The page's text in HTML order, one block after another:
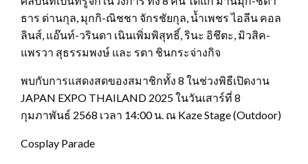
ธาร ด่านกุล, มุกกิ-ณิชชา จักรชัยกุล, น้ำเพชร ไอลีน คอล
ลินส์, แอ๊นท์-วรินดา เนินเพิ่มพิสุทธิ์, รินะ อิชึตะ, มิวสิค-
แพรวา สุธรรมพงษ์ และ รตา ชินกระจ่างกิจ
พบกับการแสดงสดของสมาชิกทั้ง 8 ในช่วงพิธีเปิดงาน
JAPAN EXPO THAILAND 2025 ในวันเสาร์ที่ 8
กุมภาพันธ์ 2568 เวลา 14:00 น. ณ Kaze Stage (Outdoor)
Cosplay Parade